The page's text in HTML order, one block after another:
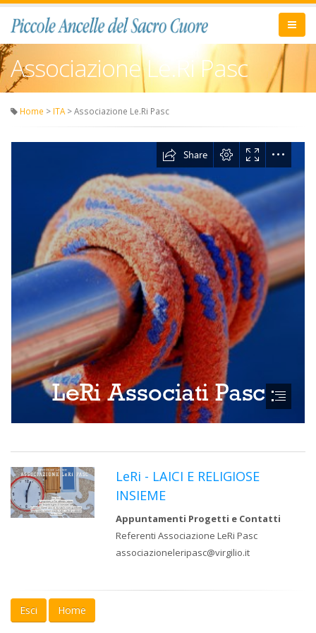
Associazione Le.Ri Pasc
Home > ITA > Associazione Le.Ri Pasc
LeRi - LAICI E RELIGIOSE
INSIEME
Appuntamenti Progetti e Contatti
Referenti Associazione LeRi Pasc
associazioneleripasc@virgilio.it
Esci Home